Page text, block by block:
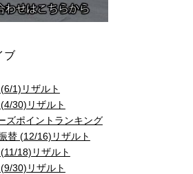
ブ
1)リザルト
30)リザルト
ズポイントランキング
替 (12/16)リザルト
18)リザルト
30)リザルト